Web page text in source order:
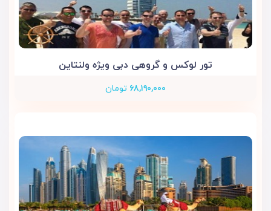
تور لوکس و گروهی دبی ویژه ولنتاین
۶۸,۱۹۰,۰۰۰ تومان